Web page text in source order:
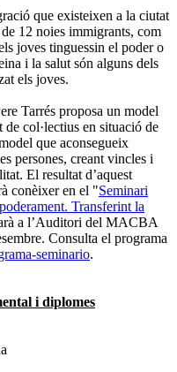
que existeixen a la ciutat
12 noies immigrants, com
joves tinguessin el poder o
i la salut són alguns dels
els joves.
Tarrés proposa un model
col·lectius en situació de
que aconsegueix
persones, creant vincles i
El resultat d’aquest
conèixer en el "Seminari
Transferint la
a l’Auditori del MACBA
Consulta el programa
seminario.
i diplomes